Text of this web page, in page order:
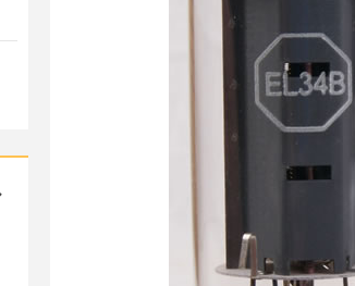
Amplificateur 4 Voies pour...
AUDIOPHONICS DAW-S250NC
Amplificateur Intégré...